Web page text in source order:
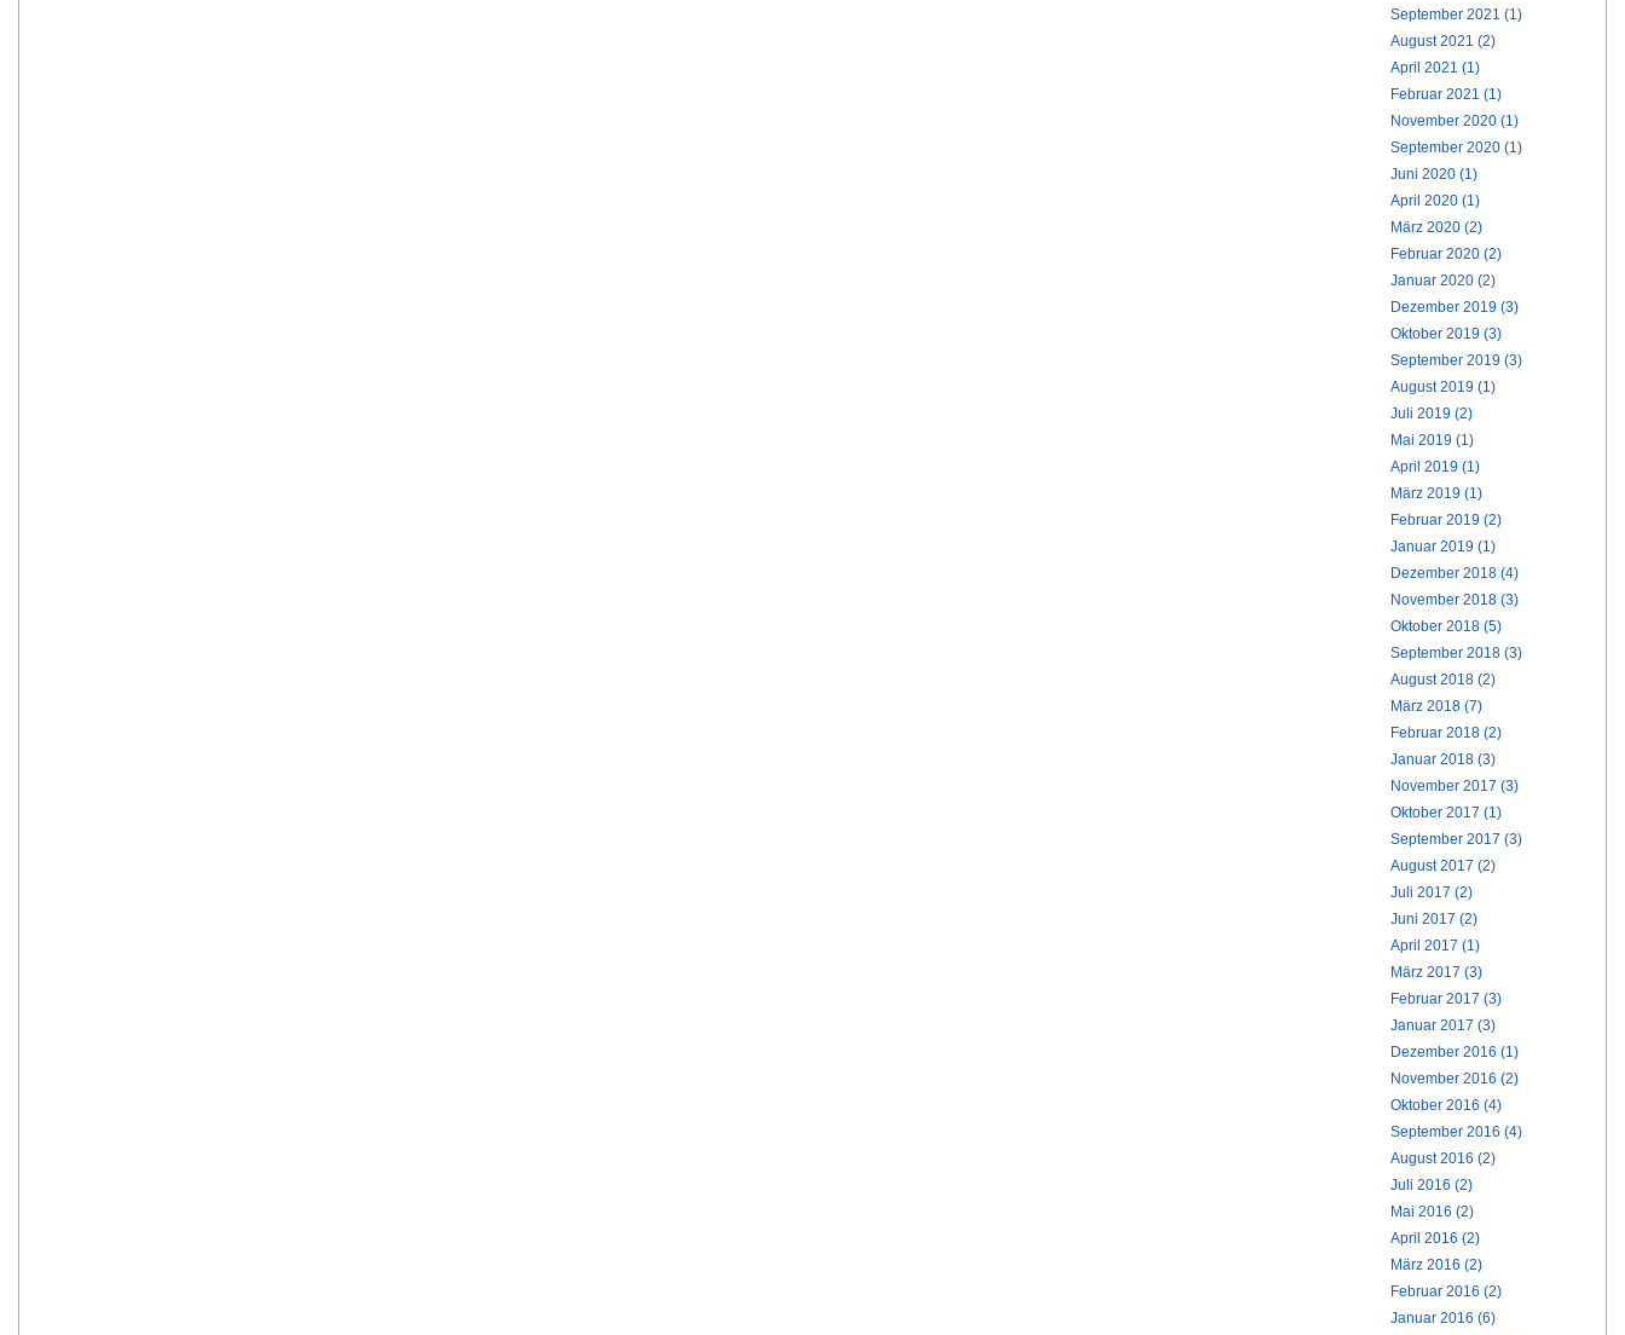
September 2021 (1)
August 2021 (2)
April 2021 (1)
Februar 2021 (1)
November 2020 (1)
September 2020 (1)
Juni 2020 (1)
April 2020 (1)
März 2020 (2)
Februar 2020 (2)
Januar 2020 (2)
Dezember 2019 (3)
Oktober 2019 (3)
September 2019 (3)
August 2019 (1)
Juli 2019 (2)
Mai 2019 (1)
April 2019 (1)
März 2019 (1)
Februar 2019 (2)
Januar 2019 (1)
Dezember 2018 (4)
November 2018 (3)
Oktober 2018 (5)
September 2018 (3)
August 2018 (2)
März 2018 (7)
Februar 2018 (2)
Januar 2018 (3)
November 2017 (3)
Oktober 2017 (1)
September 2017 (3)
August 2017 (2)
Juli 2017 (2)
Juni 2017 (2)
April 2017 (1)
März 2017 (3)
Februar 2017 (3)
Januar 2017 (3)
Dezember 2016 (1)
November 2016 (2)
Oktober 2016 (4)
September 2016 (4)
August 2016 (2)
Juli 2016 (2)
Mai 2016 (2)
April 2016 (2)
März 2016 (2)
Februar 2016 (2)
Januar 2016 (6)